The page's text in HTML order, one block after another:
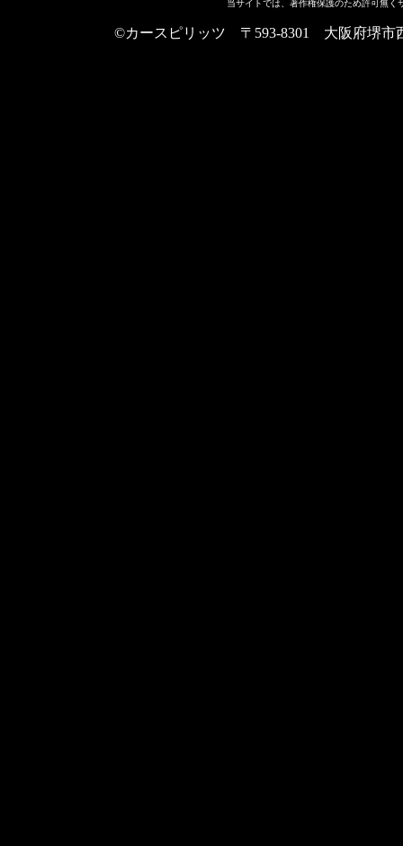
当サイトでは、著作権保護のため許可無
©カースピリッツ 〒593-8301 大阪府堺市